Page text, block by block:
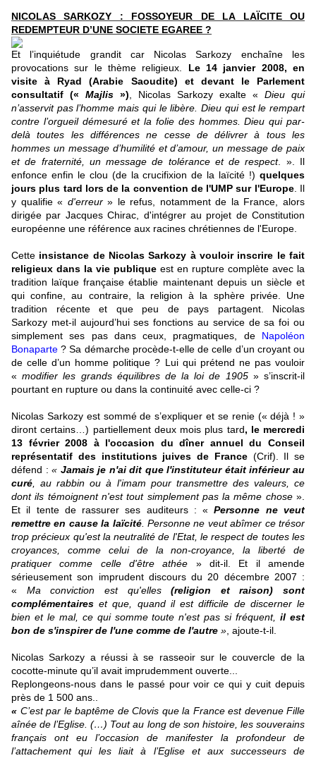
NICOLAS SARKOZY : FOSSOYEUR DE LA LAÏCITE OU
REDEMPTEUR D’UNE SOCIETE EGAREE ?
Et l’inquiétude grandit car Nicolas Sarkozy enchaîne les
provocations sur le thème religieux. Le 14 janvier 2008, en
visite à Ryad (Arabie Saoudite) et devant le Parlement
consultatif (« Majlis ») , Nicolas Sarkozy exalte « Dieu qui
n’asservit pas l’homme mais qui le libère. Dieu qui est le rempart
contre l’orgueil démesuré et la folie des hommes. Dieu qui par-
delà toutes les différences ne cesse de délivrer à tous les
hommes un message d’humilité et d’amour, un message de paix
et de fraternité, un message de tolérance et de respect. ». Il
enfonce enfin le clou (de la crucifixion de la laïcité !) quelques
jours plus tard lors de la convention de l'UMP sur l'Europe. Il
y qualifie « d'erreur» le refus, notamment de la France, alors
dirigée par Jacques Chirac, d'intégrer au projet de Constitution
européenne une référence aux racines chrétiennes de l'Europe.
Cette insistance de Nicolas Sarkozy à vouloir inscrire le fait
religieux dans la vie publique est en rupture complète avec la
tradition laïque française établie maintenant depuis un siècle et
qui confine, au contraire, la religion à la sphère privée. Une
tradition récente et que peu de pays partagent. Nicolas
Sarkozy met-il aujourd’hui ses fonctions au service de sa foi ou
simplement ses pas dans ceux, pragmatiques,
de Napoléon
Bonaparte ? Sa démarche procède-t-elle de celle d’un croyant ou
de celle d’un homme politique ? Lui qui prétend ne pas vouloir
«modifier les grands équilibres de la loi de 1905» s’inscrit-il
pourtant en rupture ou dans la continuité avec celle-ci ?
Nicolas Sarkozy est sommé de s’expliquer et se renie (« déjà ! »
diront certains…) partiellement deux mois plus tard, le mercredi
13 février 2008 à l'occasion du dîner annuel du Conseil
représentatif des institutions juives de France(Crif). Il se
défend :« Jamais je n'ai dit que l'instituteur était inférieur au
curé , au rabbin ou à l'imam pour transmettre des valeurs, ce
dont ils témoignent n'est tout simplement pas la même chose».
Et il tente de rassurer ses auditeurs : «Personne ne veut
remettre en cause la laïcité. Personne ne veut abîmer ce trésor
trop précieux qu'est la neutralité de l'Etat, le respect de toutes les
croyances, comme celui de la non-croyance, la liberté de
pratiquer comme celle d'être athée » dit-il. Et il amende
sérieusement son imprudent discours du 20 décembre 2007 :
« Ma conviction est qu'elles(religion et raison) sont
complémentaires et que, quand il est difficile de discerner le
bien et le mal, ce qui somme toute n'est pas si fréquent,il est
bon de s'inspirer de l'une comme de l'autre » , ajoute-t-il.
Nicolas Sarkozy a réussi à se rasseoir sur le couvercle de la
cocotte-minute qu’il avait imprudemment ouverte...
Replongeons-nous dans le passé pour voir ce qui y cuit depuis
près de 1 500 ans..
« C’est par le baptême de Clovis que la France est devenue Fille
aînée de l’Eglise. (…) Tout au long de son histoire, les souverains
français ont eu l’occasion de manifester la profondeur de
l’attachement qui les liait à l’Eglise et aux successeurs de